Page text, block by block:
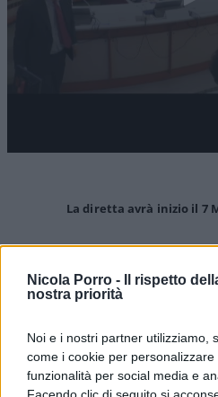
Nicola Porro -
Il rispetto
nostra priorità
Noi e i nostri partner utilizziamo,
come i cookie per
funzionalità per social media e
La diretta avrà inizio il 7
volume “ Non ti scordar di
del Genocidio Armeno
Bendaud,che può essere
dell’editore Liberilibri